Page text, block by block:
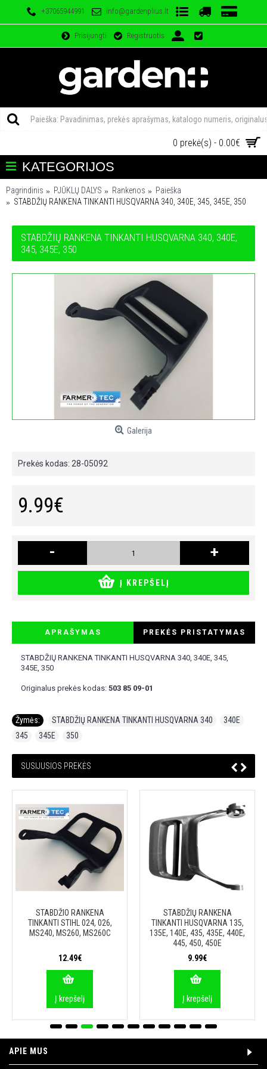
+37065944991 info@gardenplius.lt
Prisijungti Registruotis
0 prekė(s) - 0.00€
KATEGORIJOS
Pagrindinis PJŪKLŲ DALYS Rankenos
Paieška
STABDŽIŲ RANKENA TINKANTI HUSQVARNA 340, 340E, 345, 345E, 350
STABDŽIŲ RANKENA TINKANTI HUSQVARNA 340, 340E,
345, 345E, 350
Galerija
Prekės kodas: 28-05092
9.99€
- +
Į KREPŠELĮ
APRAŠYMAS PREKĖS PRISTATYMAS
STABDŽIŲ RANKENA TINKANTI HUSQVARNA 340, 340E, 345,
345E, 350
Originalus prekės kodas: 503 85 09-01
Žymės: STABDŽIŲ RANKENA TINKANTI HUSQVARNA 340 340E
345
345E 350
SUSIJUSIOS PREKĖS
STABDŽIO RANKENA
TINKANTI STIHL 024, 026,
MS240, MS260, MS260C
12.49€
Į krepšelį
STABDŽIŲ RANKENA
TINKANTI HUSQVARNA 135,
135E, 140E, 435, 435E, 440E,
445, 450, 450E
9.99€
Į krepšelį
APIE MUS